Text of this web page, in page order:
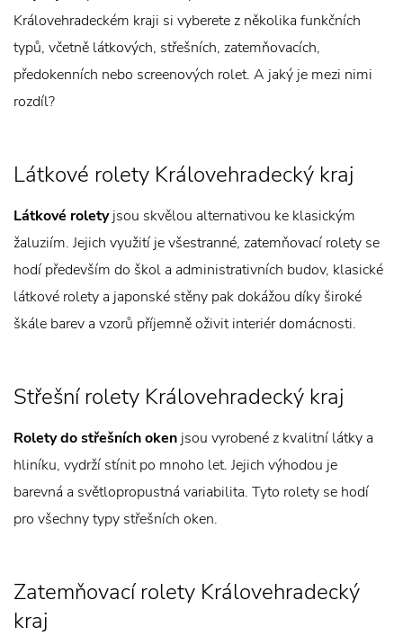
Královehradeckém kraji si vyberete z několika funkčních
typů, včetně látkových, střešních, zatemňovacích,
předokenních nebo screenových rolet. A jaký je mezi nimi
rozdíl?
Látkové rolety Královehradecký kraj
Látkové roletyjsou skvělou alternativou ke klasickým
žaluziím. Jejich využití je všestranné, zatemňovací rolety se
hodí především do škol a administrativních budov, klasické
látkové rolety a japonské stěny pak dokážou díky široké
škále barev a vzorů příjemně oživit interiér domácnosti.
Střešní rolety Královehradecký kraj
Rolety do střešních oken jsou vyrobené z kvalitní látky a
hliníku, vydrží stínit po mnoho let. Jejich výhodou je
barevná a světlopropustná variabilita. Tyto rolety se hodí
pro všechny typy střešních oken.
Zatemňovací rolety Královehradecký
kraj